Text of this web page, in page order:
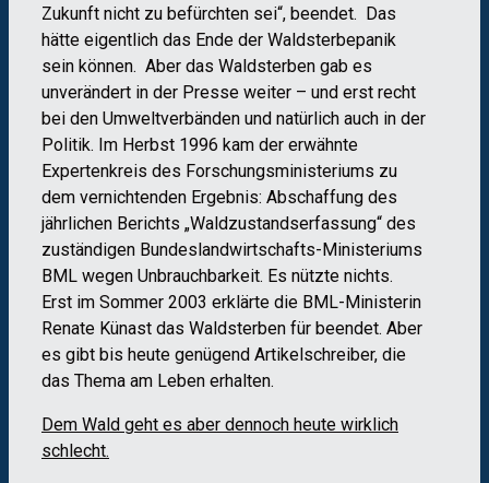
Zukunft nicht zu befürchten sei“, beendet. Das
hätte eigentlich das Ende der Waldsterbepanik
sein können. Aber das Waldsterben gab es
unverändert in der Presse weiter – und erst recht
bei den Umweltverbänden und natürlich auch in der
Politik. Im Herbst 1996 kam der erwähnte
Expertenkreis des Forschungsministeriums zu
dem vernichtenden Ergebnis: Abschaffung des
jährlichen Berichts „Waldzustandserfassung“ des
zuständigen Bundeslandwirtschafts-Ministeriums
BML wegen Unbrauchbarkeit. Es nützte nichts.
Erst im Sommer 2003 erklärte die BML-Ministerin
Renate Künast das Waldsterben für beendet. Aber
es gibt bis heute genügend Artikelschreiber, die
das Thema am Leben erhalten.
Dem Wald geht es aber dennoch heute wirklich
schlecht.